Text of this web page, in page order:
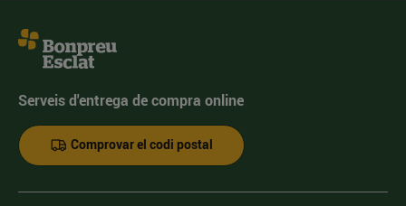
Serveis d'entrega de compra online
Comprovar el codi postal